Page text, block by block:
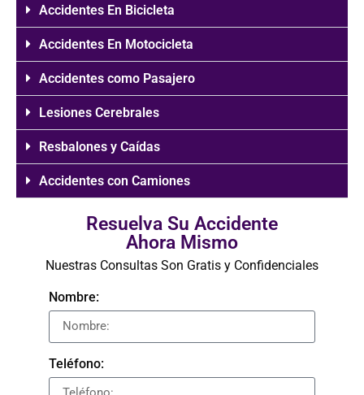
Accidentes En Bicicleta
Accidentes En Motocicleta
Accidentes como Pasajero
Lesiones Cerebrales
Resbalones y Caídas
Accidentes con Camiones
Resuelva Su Accidente
Ahora Mismo
Nuestras Consultas Son Gratis y Confidenciales
Nombre:
Teléfono: